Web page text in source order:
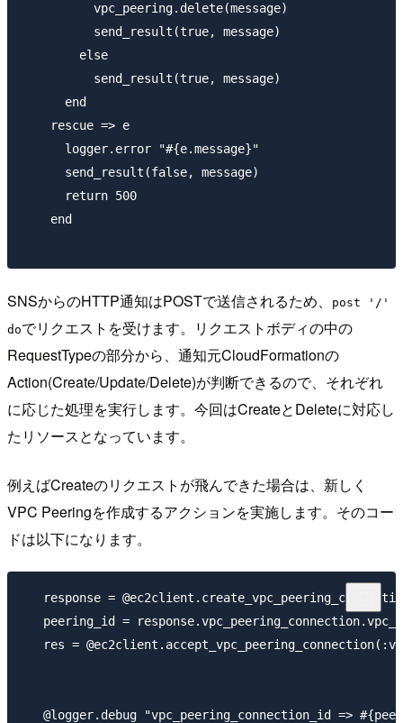
          vpc_peering.delete(message)
          send_result(true, message)
        else
          send_result(true, message)
      end
    rescue => e
      logger.error "#{e.message}"
      send_result(false, message)
      return 500
    end
SNSからのHTTP通知はPOSTで送信されるため、
post '/'
doでリクエストを受けます。リクエストボディの中の
RequestTypeの部分から、通知元CloudFormationの
Action(Create/Update/Delete)が判断できるので、それぞれ
に応じた処理を実行します。今回はCreateとDeleteに対応し
たリソースとなっています。
例えばCreateのリクエストが飛んできた場合は、新しく
VPC Peeringを作成するアクションを実施します。そのコー
ドは以下になります。
response =
peering_id =
res =
@logger.debug "vpc_peering_connection_id =>